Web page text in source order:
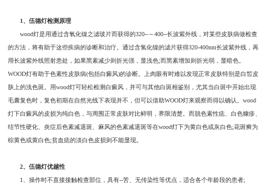
1、伍德灯检测原理
wood灯是用通过含氧化镍之滤玻片而获得的320--～400--长波紫外线，对某些皮肤病做检查
的方法，将有助于这些疾病的诊断和治疗。通过含氢化镍的滤片获得320-400nm长波紫外线，再
用长波紫外线照射患处，如果黑素减少则折光强，显浅色;而黑素增加则折光弱，显暗色。
WOOD灯有助于色素性皮肤病(包括白癜风)的诊断。上肉眼有时难以发现正常皮肤特别是白皙皮
肤上的浅色斑。用wood灯可轻松检测白癜风，并可与其他白斑相鉴别，尤其当白斑中开始出现
毛囊复色时，复色初期在自然光线下表现并不，但可以借助WOOD灯来观察而得以确认。wood
灯下白癜风的皮损为纯白色，与周围正常皮肤对比鲜明，界限清楚。而脱色素性痣、白色糠疹、
结节性硬化、炎症后色素减退斑、麻风的色素减退斑等在wood灯下为黄白色或灰白色;花斑癣为
棕黄色或黄白色;贫血痣的淡白色皮损则不能显现。
2、伍德灯优越性
1、操作时不直接接触检查部位，具有--苦、无传染性等优点，适合各个年龄段的患者;